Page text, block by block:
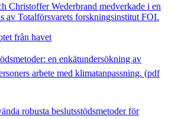
Christoffer Wederbrand medverkade i en
av Totalförsvarets forskningsinstitut FOI.
från havet
en enkätundersökning av
arbete med klimatanpassning. (pdf
robusta beslutsstödsmetoder för